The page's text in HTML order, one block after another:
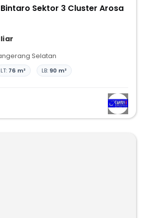
Sektor 3 Cluster Arosa
Selatan
LT: 76 m² LB: 90 m²